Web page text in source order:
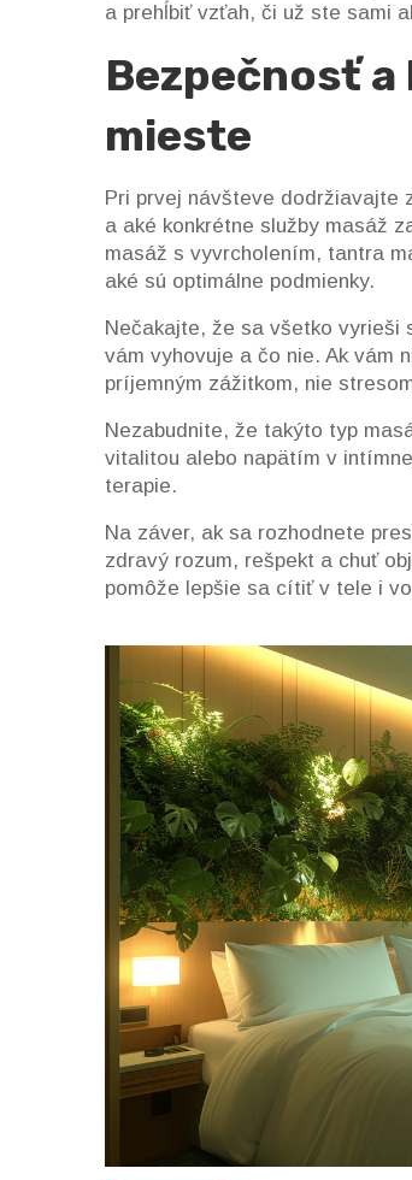
a prehĺbiť vzťah, či už ste sami
Bezpečnosť
mieste
Pri prvej návšteve dodržiavajte
a aké konkrétne služby masáž
masáž s vyvrcholením, tantra
aké sú optimálne podmienky.
Nečakajte, že sa všetko vyrieši
vám vyhovuje a čo nie. Ak vám
príjemným zážitkom, nie
Nezabudnite, že takýto typ
vitalitou alebo napätím v
terapie.
Na záver, ak sa rozhodnete
zdravý rozum, rešpekt a chuť
pomôže lepšie sa cítiť v tele i